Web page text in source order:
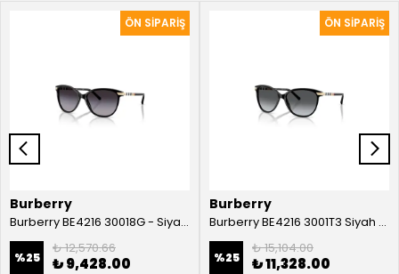
Burberry
Burberry BE4216 30018G - Siyah Kadın Güneş Gözlüğü
%25
₺ 12,570.66
₺ 9,428.00
Burberry
Burberry BE4216 3001T3 Siyah Kadın Güneş Gözlüğü
%25
₺ 15,104.00
₺ 11,328.00